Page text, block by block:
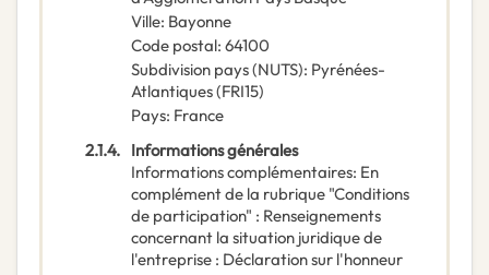
Ville: Bayonne
Code postal: 64100
Subdivision pays (NUTS): Pyrénées-
Atlantiques(FRI15)
Pays: France
2.1.4. Informations générales
Informations complémentaires: En
complément de la rubrique "Conditions
de participation" : Renseignements
concernant la situation juridique de
l'entreprise : Déclaration sur l'honneur